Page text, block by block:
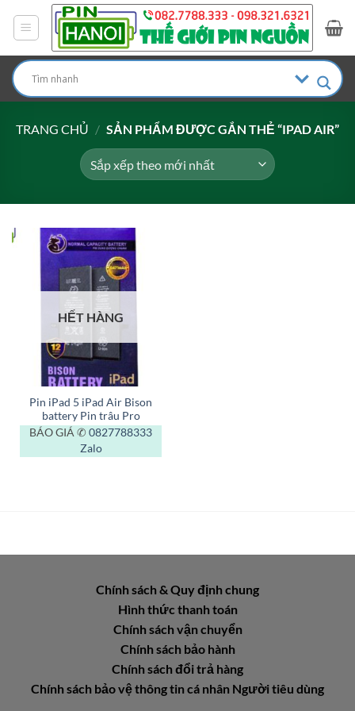
dung
TRANG CHỦ / SẢN PHẨM ĐƯỢC GẮN THẺ “IPAD AIR”
HẾT HÀNG
Pin iPad 5 iPad Air Bison
battery Pin trâu Pro
BÁO GIÁ ✆ 0827788333
Zalo
Chính sách & Quy định chung
Hình thức thanh toán
Chính sách vận chuyển
Chính sách bảo hành
Chính sách đổi trả hàng
Chính sách bảo vệ thông tin cá nhân Người tiêu dùng